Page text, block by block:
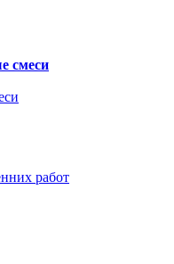
смеси
работ